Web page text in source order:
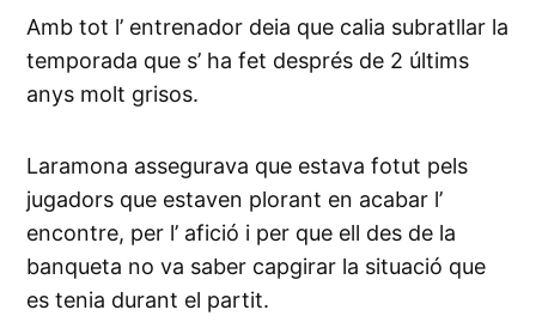
Amb tot l’ entrenador deia que calia subratllar la
temporada que s’ ha fet després de 2 últims
anys molt grisos.
Laramona assegurava que estava fotut pels
jugadors que estaven plorant en acabar l’
encontre, per l’ afició i per que ell des de la
banqueta no va saber capgirar la situació que
es tenia durant el partit.